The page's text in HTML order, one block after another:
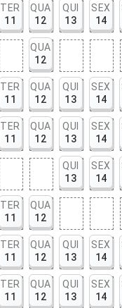
TER
11
QUA
12
QUI
13
SEX
14
QUA
12
TER
11
QUA
12
QUI
13
SEX
14
TER
11
QUA
12
QUI
13
SEX
14
QUI
13
SEX
14
TER
11
QUA
12
TER
11
QUA
12
QUI
13
SEX
14
TER
11
QUA
12
QUI
13
SEX
14